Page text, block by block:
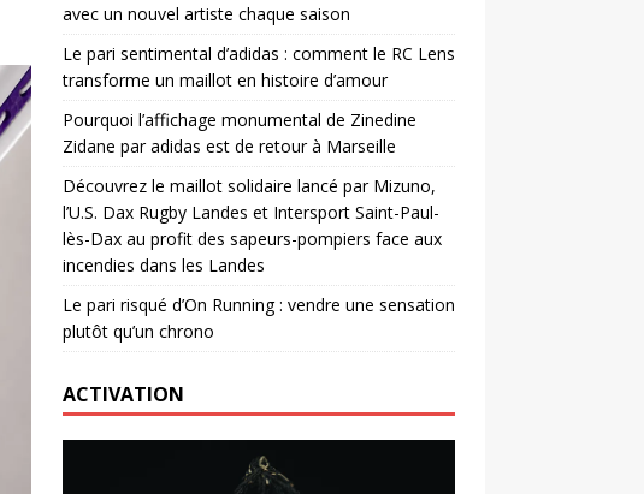
avec un nouvel artiste chaque saison
Le pari sentimental d’adidas : comment le RC Lens
transforme un maillot en histoire d’amour
Pourquoi l’affichage monumental de Zinedine
Zidane par adidas est de retour à Marseille
Découvrez le maillot solidaire lancé par Mizuno,
l’U.S. Dax Rugby Landes et Intersport Saint-Paul-
lès-Dax au profit des sapeurs-pompiers face aux
incendies dans les Landes
Le pari risqué d’On Running : vendre une sensation
plutôt qu’un chrono
ACTIVATION